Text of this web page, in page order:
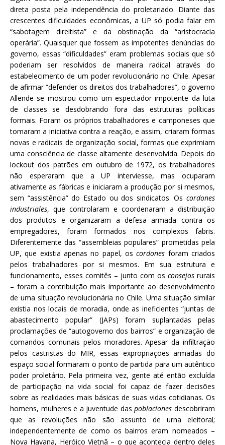
direta posta pela independência do proletariado. Diante das
crescentes dificuldades econômicas, a UP só podia falar em
“sabotagem direitista” e da obstinação da “aristocracia
operária”. Quaisquer que fossem as impotentes denúncias do
governo, essas “dificuldades” eram problemas sociais que só
poderiam ser resolvidos de maneira radical através do
estabelecimento de um poder revolucionário no Chile. Apesar
de afirmar “defender os direitos dos trabalhadores”, o governo
Allende se mostrou como um espectador impotente da luta
de classes se desdobrando fora das estruturas políticas
formais. Foram os próprios trabalhadores e camponeses que
tomaram a iniciativa contra a reação, e assim, criaram formas
novas e radicais de organização social, formas que exprimiam
uma consciência de classe altamente desenvolvida. Depois do
lockout dos patrões em outubro de 1972, os trabalhadores
não esperaram que a UP interviesse, mas ocuparam
ativamente as fábricas e iniciaram a produção por si mesmos,
sem “assistência” do Estado ou dos sindicatos. Os cordones
industriales, que controlaram e coordenaram a distribuição
dos produtos e organizaram a defesa armada contra os
empregadores, foram formados nos complexos fabris.
Diferentemente das “assembleias populares” prometidas pela
UP, que existia apenas no papel, oscordones foram criados
pelos trabalhadores por si mesmos. Em sua estrutura e
funcionamento, esses comitês – junto com os consejos rurais
– foram a contribuição mais importante ao desenvolvimento
de uma situação revolucionária no Chile. Uma situação similar
existia nos locais de moradia, onde as ineficientes “juntas de
abastecimento popular” (JAPs) foram suplantadas pelas
proclamações de “autogoverno dos bairros” e organização de
comandos comunais pelos moradores. Apesar da infiltração
pelos castristas do MIR, essas expropriações armadas do
espaço social formaram o ponto de partida para um autêntico
poder proletário. Pela primeira vez, gente até então excluída
de participação na vida social foi capaz de fazer decisões
sobre as realidades mais básicas de suas vidas cotidianas. Os
homens, mulheres e a juventude daspoblaciones descobriram
que as revoluções não são assunto de urna eleitoral;
independentemente de como os bairros eram nomeados –
Nova Havana, Heróico Vietnã – o que acontecia dentro deles